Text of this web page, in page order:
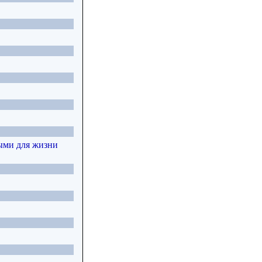
для жизни